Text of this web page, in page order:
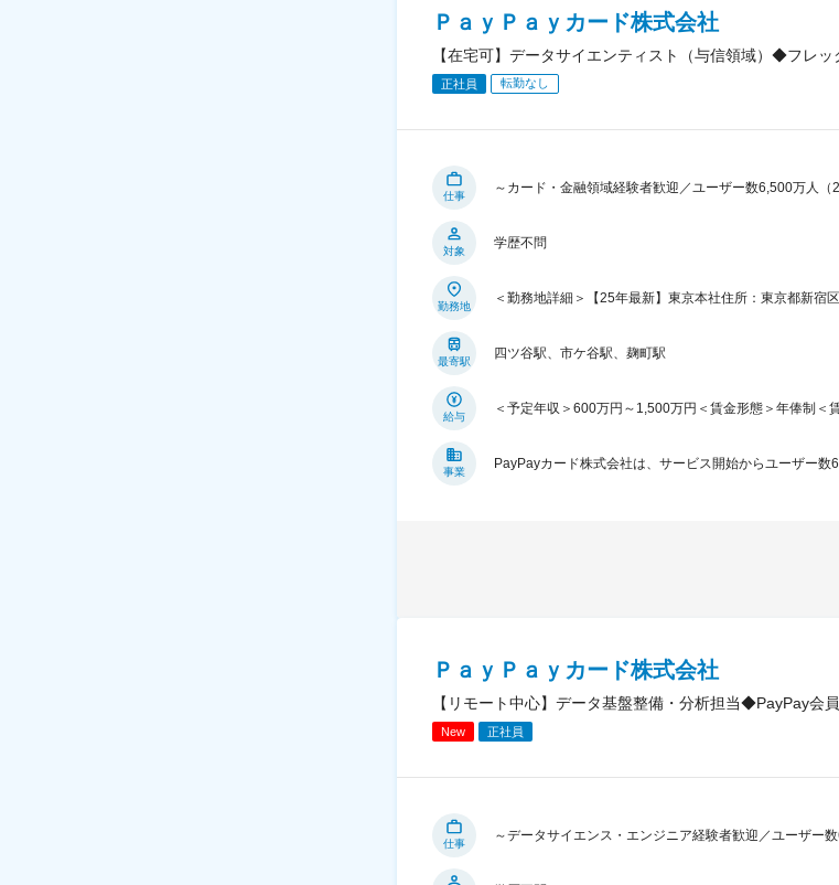
ＰａｙＰａｙカード株式会社
【在宅可】データサイエンティスト（与信領域）◆フレ
正社員 転勤なし
仕事
～カード・金融領域経験者歓迎／ユーザー数6,500万人
対象
学歴不問
勤務地
＜勤務地詳細＞【25年最新】東京本社住所：東京都新宿
最寄駅
四ツ谷駅、市ケ谷駅、麹町駅
給与
＜予定年収＞600万円～1,500万円＜賃金形態＞年俸制
事業
PayPayカード株式会社は、サービス開始からユーザー
ＰａｙＰａｙカード株式会社
【リモート中心】データ基盤整備・分析担当◆PayPay会
New 正社員
仕事
～データサイエンス・エンジニア経験者歓迎／ユーザー